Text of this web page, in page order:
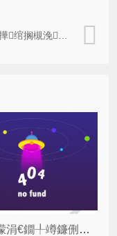
槻浼爣绛惧叿鏈夊摢浜涢槻浼壒鑹?/a>
濂剁矇涓€鐗╀竴鐮侀槻浼拷婧郴缁熸湁浠€涔堝姛鑳斤紵鍙互瑙ｅ喅浠€涔堥棶棰橈紵